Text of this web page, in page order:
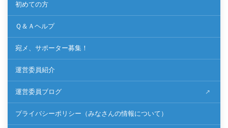
初めての方
Ｑ＆Ａヘルプ
宛メ、サポーター募集！
運営委員紹介
運営委員ブログ
プライバシーポリシー（みなさんの情報について）